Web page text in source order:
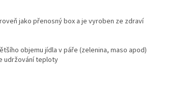
jako přenosný box a je vyroben ze zdraví
objemu jídla v páře (zelenina, maso apod)
udržování teploty